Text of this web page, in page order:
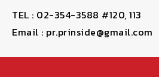
TEL : 02-354-3588 #120, 113
Email : pr.prinside@gmail.com